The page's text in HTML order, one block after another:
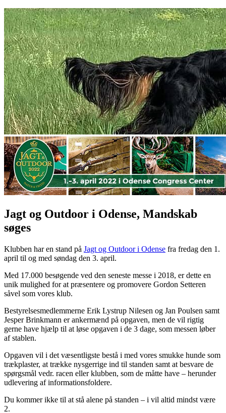
Jagt og Outdoor i Odense, Mandskab
søges
Klubben har en stand på Jagt og Outdoor i Odense fra fredag den 1.
april til og med søndag den 3. april.
Med 17.000 besøgende ved den seneste messe i 2018, er dette en
unik mulighed for at præsentere og promovere Gordon Setteren
såvel som vores klub.
Bestyrelsesmedlemmerne Erik Lystrup Nilesen og Jan Poulsen samt
Jesper Brinkmann er ankermænd på opgaven, men de vil rigtig
gerne have hjælp til at løse opgaven i de 3 dage, som messen løber
af stablen.
Opgaven vil i det væsentligste bestå i med vores smukke hunde som
trækplaster, at trække nysgerrige ind til standen samt at besvare de
spørgsmål vedr. racen eller klubben, som de måtte have – herunder
udlevering af informationsfoldere.
Du kommer ikke til at stå alene på standen – i vil altid mindst være
2.